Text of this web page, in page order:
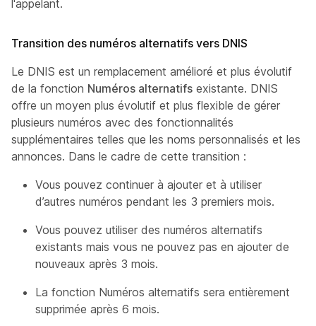
l'appelant.
Transition des numéros alternatifs vers DNIS
Le DNIS est un remplacement amélioré et plus évolutif
de la fonction Numéros alternatifs existante. DNIS
offre un moyen plus évolutif et plus flexible de gérer
plusieurs numéros avec des fonctionnalités
supplémentaires telles que les noms personnalisés et les
annonces. Dans le cadre de cette transition :
Vous pouvez continuer à ajouter et à utiliser
d’autres numéros pendant les 3 premiers mois.
Vous pouvez utiliser des numéros alternatifs
existants mais vous ne pouvez pas en ajouter de
nouveaux après 3 mois.
La fonction Numéros alternatifs sera entièrement
supprimée après 6 mois.